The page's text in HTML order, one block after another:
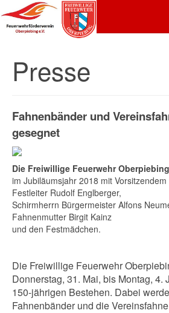
Presse
Fahnenbänder und
gesegnet
Die Freiwillige Feuerwehr Oberpiebing
im Jubiläumsjahr 2018 mit
Festleiter Rudolf Englberger,
Schirmherrn Bürgermeister Alfons
Fahnenmutter Birgit Kainz
und den Festmädchen.
Die Freiwillige Feuerwehr
Donnerstag, 31. Mai, bis Montag, 4.
150-jährigen Bestehen. Dabei
Fahnenbänder und die